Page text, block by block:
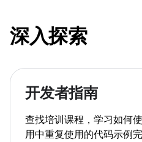
深入探索
开发者指南
查找培训课程，学习如何
用中重复使用的代码示例